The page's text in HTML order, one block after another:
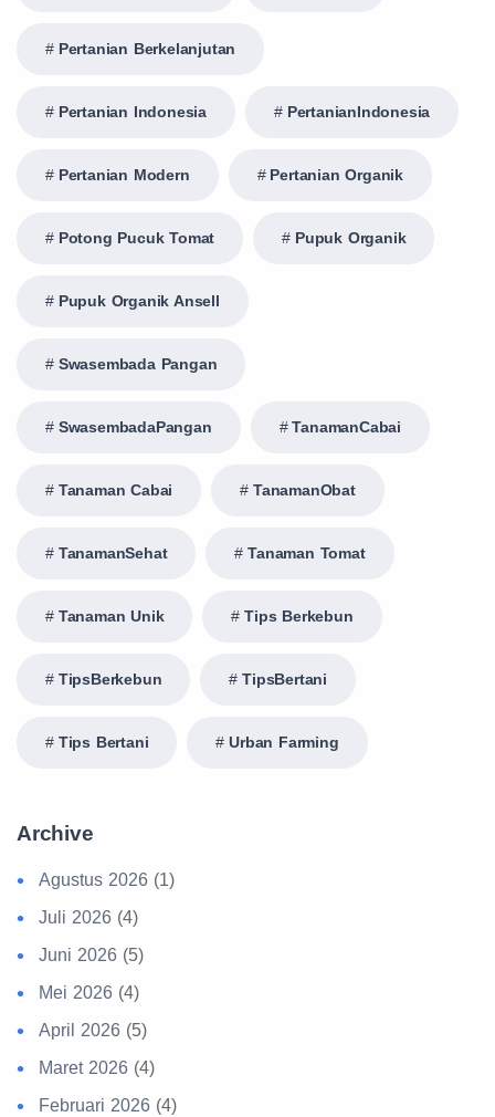
Pertanian Berkelanjutan
Pertanian Indonesia PertanianIndonesia
Pertanian Modern Pertanian Organik
Potong Pucuk Tomat Pupuk Organik
Pupuk Organik Ansell
Swasembada Pangan
SwasembadaPangan TanamanCabai
Tanaman Cabai TanamanObat
TanamanSehat Tanaman Tomat
Tanaman Unik Tips Berkebun
TipsBerkebun TipsBertani
Tips Bertani Urban Farming
Archive
Agustus 2026 (1)
Juli 2026 (4)
Juni 2026 (5)
Mei 2026 (4)
April 2026 (5)
Maret 2026 (4)
Februari 2026 (4)